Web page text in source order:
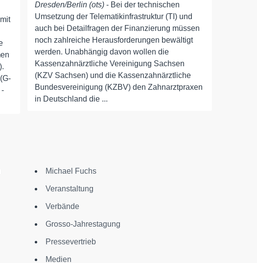
Dresden/Berlin (ots) - Bei der technischen
Umsetzung der Telematikinfrastruktur (TI) und
auch bei Detailfragen der Finanzierung müssen
noch zahlreiche Herausforderungen bewältigt
werden. Unabhängig davon wollen die
Kassenzahnärztliche Vereinigung Sachsen
(KZV Sachsen) und die Kassenzahnärztliche
Bundesvereinigung (KZBV) den Zahnarztpraxen
in Deutschland die ...
Michael Fuchs
Veranstaltung
Verbände
Grosso-Jahrestagung
Pressevertrieb
Medien